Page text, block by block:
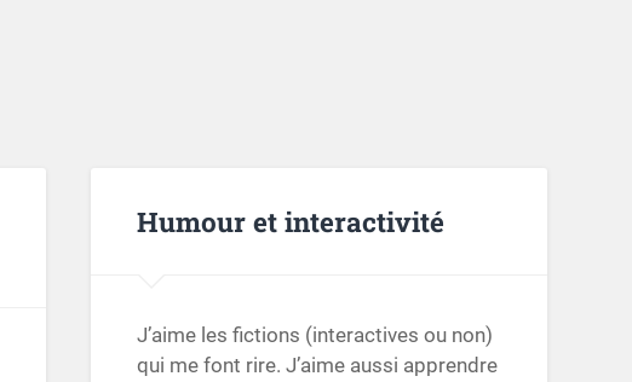
Humour et interactivité
J’aime les fictions (interactives ou non)
qui me font rire. J’aime aussi apprendre